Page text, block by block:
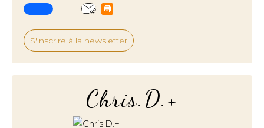
S'inscrire à la newsletter
Chris.D.+